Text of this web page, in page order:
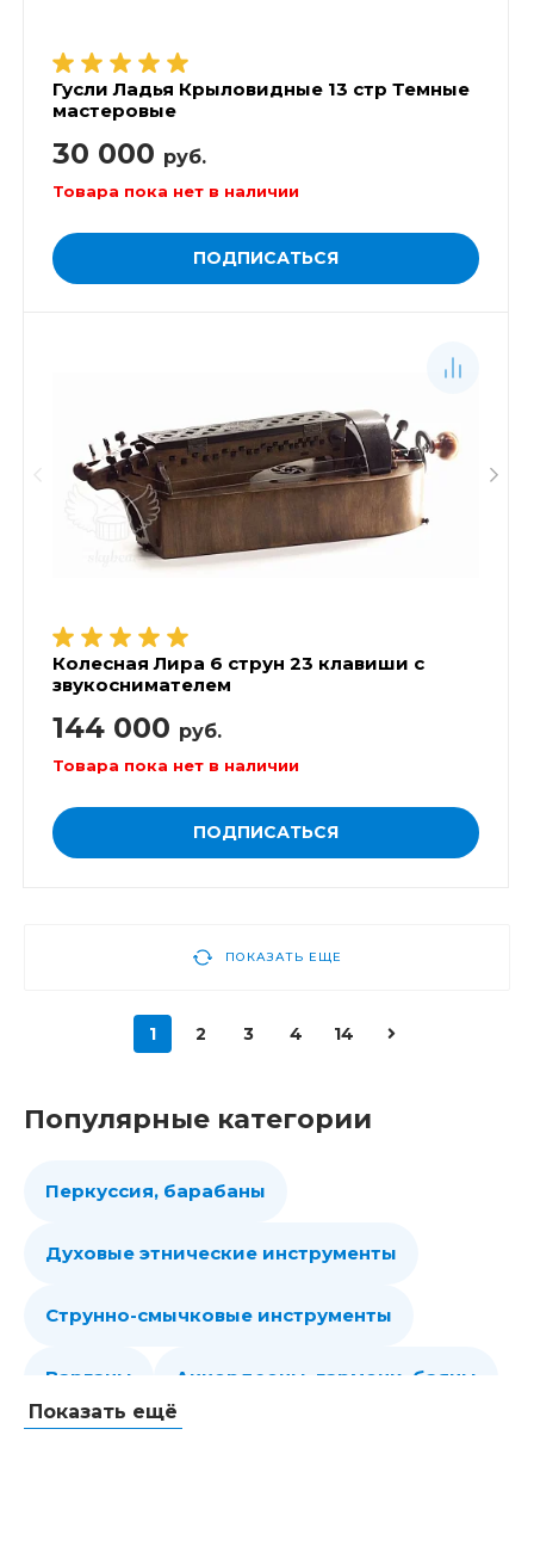
Гусли Ладья Крыловидные 13 стр Темные
мастеровые
30 000 руб.
Товара пока нет в наличии
ПОДПИСАТЬСЯ
Колесная Лира 6 струн 23 клавиши с
звукоснимателем
144 000 руб.
Товара пока нет в наличии
ПОДПИСАТЬСЯ
ПОКАЗАТЬ ЕЩЕ
1 2 3 4 14
Популярные категории
Перкуссия, барабаны
Духовые этнические инструменты
Струнно-смычковые инструменты
Варганы Аккордеоны, гармони, баяны
Показать ещё